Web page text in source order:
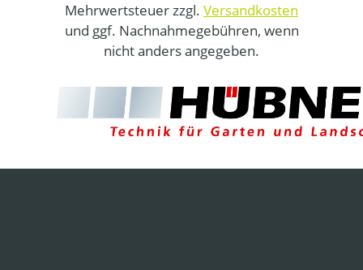
Mehrwertsteuer zzgl. Versandkosten
und ggf. Nachnahmegebühren, wenn
nicht anders angegeben.